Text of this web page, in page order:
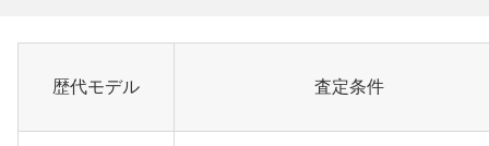
歴代モデル 査定条件